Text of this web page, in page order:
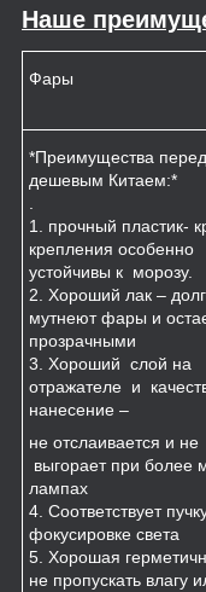
Наше
Фары
*Преимущества перед
дешевым Китаем:*
.
1. прочный пластик-
крепления особенно
устойчивы к морозу.
2. Хороший лак –
мутнеют фары и
прозрачными
3. Хороший слой на
отражателе и
нанесение –
не отслаивается и не
выгорает при более
лампах
4. Соответствует
фокусировке света
5. Хорошая
не пропускать влагу